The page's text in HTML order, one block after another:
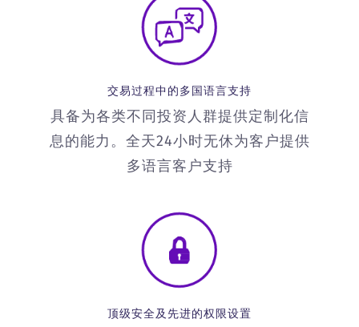
交易过程中的多国语言支持
具备为各类不同投资人群提供定制化信
息的能力。全天24小时无休为客户提供
多语言客户支持
顶级安全及先进的权限设置